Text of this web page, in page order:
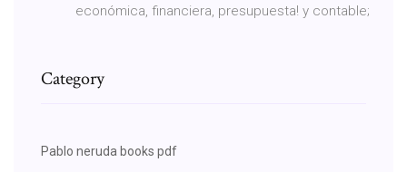
económica, financiera, presupuesta! y contable;
Category
Pablo neruda books pdf